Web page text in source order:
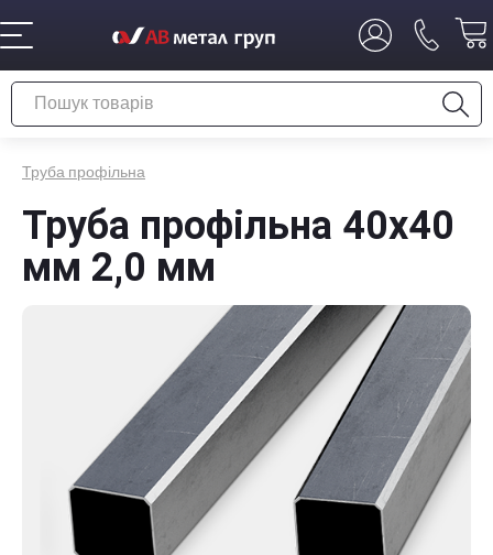
Труба профільна
Труба профільна 40х40
мм 2,0 мм